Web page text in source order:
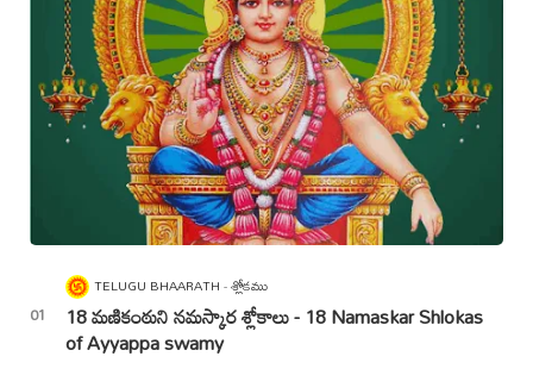
TELUGU BHAARATH శ్లోకము
18 మణికంఠుని నమస్కార శ్లోకాలు - 18 Namaskar Shlokas
of Ayyappa swamy